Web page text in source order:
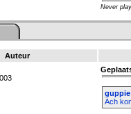
Never
Auteur
guppie
Ach